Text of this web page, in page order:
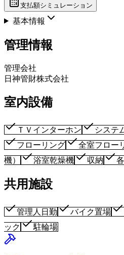
支払額シミュレーション
基本情報
管理情報
管理会社
日神管財株式会社
室内設備
ＴＶインターホン システ
フローリング
全室フロー
機）
浴室乾燥機 収納
共用施設
管理人日勤 バイク置場
ック
駐輪場